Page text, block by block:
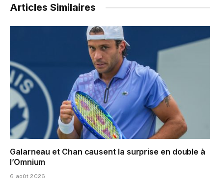
Articles Similaires
Galarneau et Chan causent la surprise en double à
l’Omnium
6 août 2026